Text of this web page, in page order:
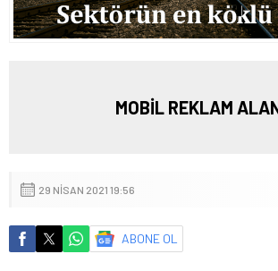
MOBİL REKLAM
29 NISAN 2021 19:56
ABONE OL